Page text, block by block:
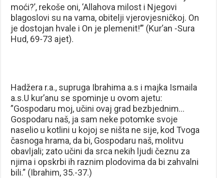
moći?’, rekoše oni, ‘Allahova milost i Njegovi
blagoslovi su na vama, obitelji vjerovjesničkoj. On
je dostojan hvale i On je plemenit!’” (Kur’an -Sura
Hud, 69-73 ajet).
Hadžera r.a., supruga Ibrahima a.s i majka Ismaila
a.s.U kur’anu se spominje u ovom ajetu:
”Gospodaru moj, učini ovaj grad bezbjednim…
Gospodaru naš, ja sam neke potomke svoje
naselio u kotlini u kojoj se ništa ne sije, kod Tvoga
časnoga hrama, da bi, Gospodaru naš, molitvu
obavljali; zato učini da srca nekih ljudi čeznu za
njima i opskrbi ih raznim plodovima da bi zahvalni
bili.” (Ibrahim, 35.-37.)